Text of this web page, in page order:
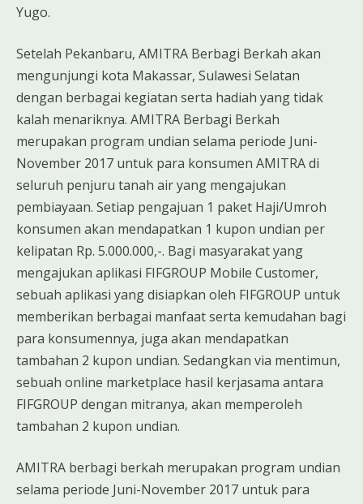
Yugo.
Setelah Pekanbaru, AMITRA Berbagi Berkah akan
mengunjungi kota Makassar, Sulawesi Selatan
dengan berbagai kegiatan serta hadiah yang tidak
kalah menariknya. AMITRA Berbagi Berkah
merupakan program undian selama periode Juni-
November 2017 untuk para konsumen AMITRA di
seluruh penjuru tanah air yang mengajukan
pembiayaan. Setiap pengajuan 1 paket Haji/Umroh
konsumen akan mendapatkan 1 kupon undian per
kelipatan Rp. 5.000.000,-. Bagi masyarakat yang
mengajukan aplikasi FIFGROUP Mobile Customer,
sebuah aplikasi yang disiapkan oleh FIFGROUP untuk
memberikan berbagai manfaat serta kemudahan bagi
para konsumennya, juga akan mendapatkan
tambahan 2 kupon undian. Sedangkan via mentimun,
sebuah online marketplace hasil kerjasama antara
FIFGROUP dengan mitranya, akan memperoleh
tambahan 2 kupon undian.
AMITRA berbagi berkah merupakan program undian
selama periode Juni-November 2017 untuk para